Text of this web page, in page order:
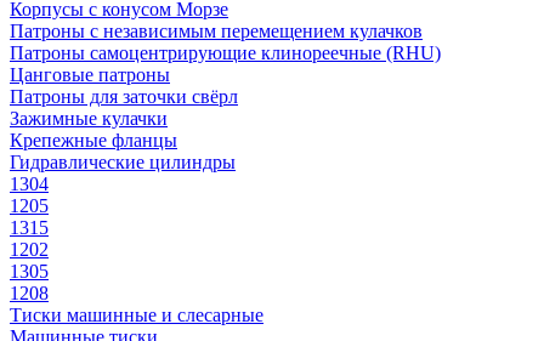
Корпусы с конусом Морзе
Патроны с независимым перемещением кулачков
Патроны самоцентрирующие клинореечные (RHU)
Цанговые патроны
Патроны для заточки свёрл
Зажимные кулачки
Крепежные фланцы
Гидравлические цилиндры
1304
1205
1315
1202
1305
1208
Тиски машинные и слесарные
Машинные тиски